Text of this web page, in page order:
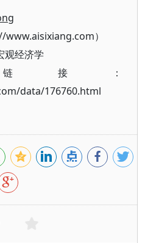
）
观经济学
接：
data/176760.html